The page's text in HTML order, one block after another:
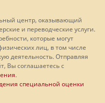
центр, оказывающий
и переводческие услуги.
которые могут
лиц, в том числе
деятельность. Отправляя
Вы соглашаетесь с
.
специальной оценки